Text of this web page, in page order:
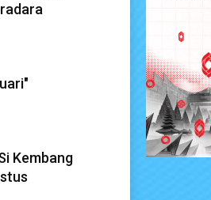
Kembang